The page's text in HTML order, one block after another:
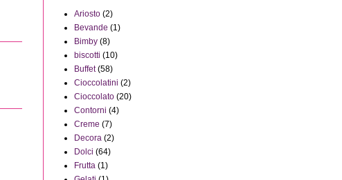
Ariosto (2)
Bevande (1)
Bimby (8)
biscotti (10)
Buffet (58)
Cioccolatini (2)
Cioccolato (20)
Contorni (4)
Creme (7)
Decora (2)
Dolci (64)
Frutta (1)